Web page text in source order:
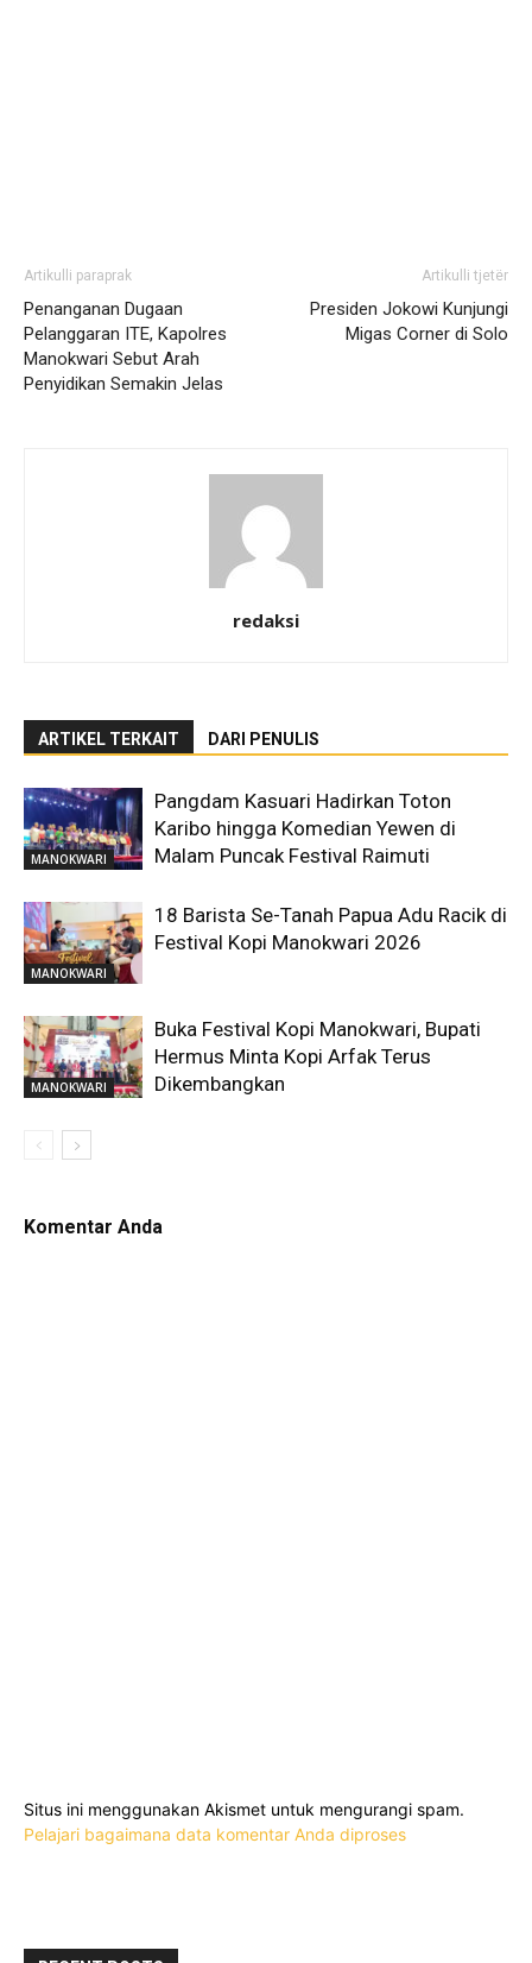
Artikulli paraprak
Penanganan Dugaan
Pelanggaran ITE, Kapolres
Manokwari Sebut Arah
Penyidikan Semakin Jelas
Artikulli tjetër
Presiden Jokowi Kunjungi
Migas Corner di Solo
redaksi
ARTIKEL TERKAIT DARI PENULIS
MANOKWARI
Pangdam Kasuari Hadirkan Toton
Karibo hingga Komedian Yewen di
Malam Puncak Festival Raimuti
MANOKWARI
18 Barista Se-Tanah Papua Adu Racik di
Festival Kopi Manokwari 2026
MANOKWARI
Buka Festival Kopi Manokwari, Bupati
Hermus Minta Kopi Arfak Terus
Dikembangkan
Komentar Anda
Situs ini menggunakan Akismet untuk mengurangi spam.
Pelajari bagaimana data komentar Anda diproses